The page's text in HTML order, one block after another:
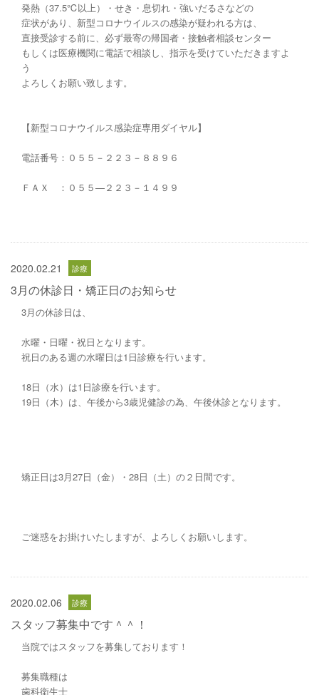
発熱（37.5℃以上）・せき・息切れ・強いだるさなどの
症状があり、新型コロナウイルスの感染が疑われる方は、
直接受診する前に、必ず最寄の帰国者・接触者相談センター
もしくは医療機関に電話で相談し、指示を受けていただきますよ
う
よろしくお願い致します。
【新型コロナウイルス感染症専用ダイヤル】
電話番号：０５５－２２３－８８９６
ＦＡＸ ：０５５―２２３－１４９９
2020.02.21
3月の休診日・矯正日のお知らせ
3月の休診日は、
水曜・日曜・祝日となります。
祝日のある週の水曜日は1日診療を行います。
18日（水）は1日診療を行います。
19日（木）は、午後から3歳児健診の為、午後休診となります。
矯正日は3月27日（金）・28日（土）の２日間です。
ご迷惑をお掛けいたしますが、よろしくお願いします。
2020.02.06
スタッフ募集中です＾＾！
当院ではスタッフを募集しております！
募集職種は
歯科衛生士